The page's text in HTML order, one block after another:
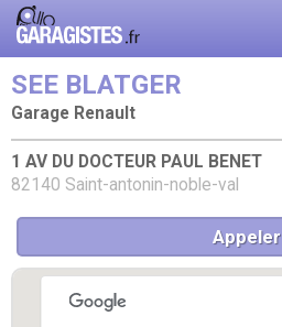
SEE BLATGER
Garage Renault
1 AV DU DOCTEUR PAUL BENET
82140 Saint-antonin-noble-val
Appeler